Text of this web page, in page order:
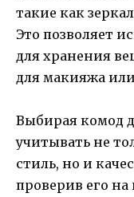
такие как
Это позволяет
для хранения
для макияжа
Выбирая комод
учитывать не
стиль, но и
проверив его на